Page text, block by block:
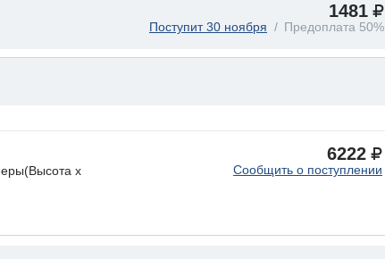
1481
Поступит 30 ноября Предоплата 50%
х
6222
Сообщить о поступлении